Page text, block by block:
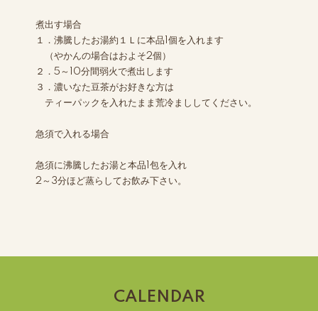
煮出す場合
１．沸騰したお湯約１Ｌに本品1個を入れます
（やかんの場合はおよそ2個）
２．5～10分間弱火で煮出します
３．濃いなた豆茶がお好きな方は
ティーパックを入れたまま荒冷まししてください。
急須で入れる場合
急須に沸騰したお湯と本品1包を入れ
2～3分ほど蒸らしてお飲み下さい。
CALENDAR